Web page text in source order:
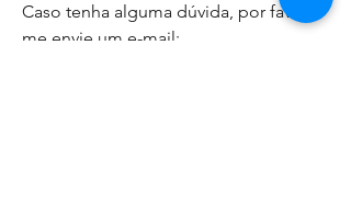
Caso tenha alguma dúvida, por favor,
me envie um e-mail: